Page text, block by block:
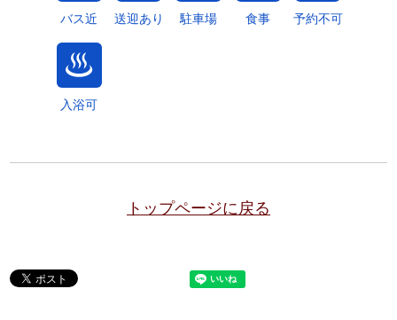
バス近 送迎あり 駐車場 食事 予約不可
入浴可
トップページに戻る